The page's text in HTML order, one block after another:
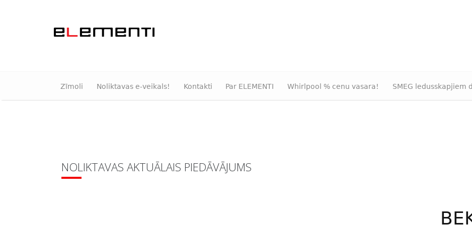
Zīmoli Noliktavas e-veikals! Kontakti Par ELEMENTI Whirlpool % cenu vasara! SMEG ledusskapjiem
NOLIKTAVAS AKTUĀLAIS PIEDĀVĀJUMS